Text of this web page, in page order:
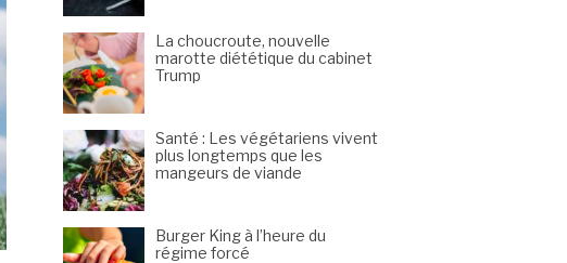
La choucroute, nouvelle
marotte diététique du cabinet
Trump
Santé : Les végétariens vivent
plus longtemps que les
mangeurs de viande
Burger King à l’heure du
régime forcé